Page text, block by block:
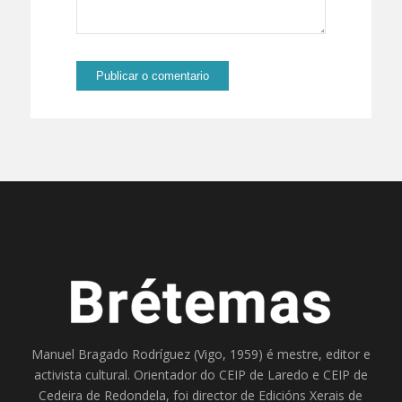
Manuel Bragado Rodríguez (Vigo, 1959) é mestre, editor e
activista cultural. Orientador do CEIP de Laredo e CEIP de
Cedeira de Redondela, foi director de Edicións Xerais de